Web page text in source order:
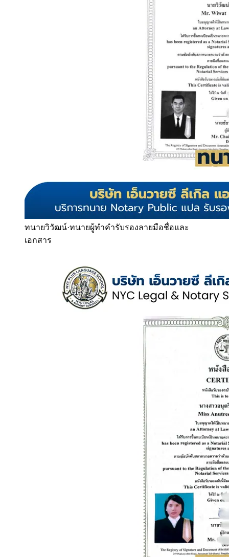
ทนายวิวัฒน์·ทนายผู้ทำคำรับรองลายมือชื่อและ
เอกสาร